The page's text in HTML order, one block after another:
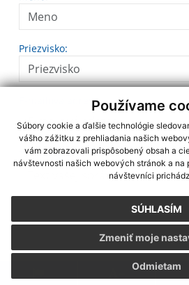
Používame
Súbory cookie a ďalšie technológie
vášho zážitku z prehliadania našich
vám zobrazovali prispôsobený obsah a
návštevnosti našich webových stránok a na
návštevníci
SÚHLASÍM
Odmietam
Zmeniť moje
Priezvisko:
E-mailová adresa:
Text vašej správy: